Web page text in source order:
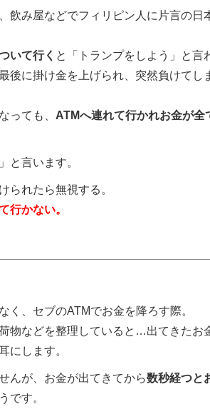
飲み屋などでフィリピン人に片言の日
いて行く と「トランプをしよう」と言
後に掛け金を上げられ、突然負けてし
っても、 ATMへ連れて行かれお金が
と言います。
られたら無視する。
行かない。
く、セブのATMでお金を降ろす際。
物などを整理していると…出てきたお
にします。
んが、お金が出てきてから数秒経つと
です。